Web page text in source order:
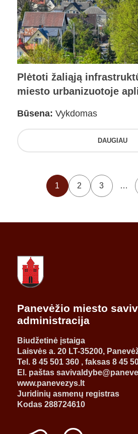
Plėtoti žaliąją
miesto urbanizuotoje
Būsena: Vykdomas
DAUGIAU
1 2 3 …
Panevėžio miesto
administracija
Biudžetinė įstaiga
Laisvės a. 20 LT-35200,
Tel. 8 45 501 360 , faksas 8 45
El. paštas
www.panevezys.lt
Juridinių asmenų registras
Kodas 288724610